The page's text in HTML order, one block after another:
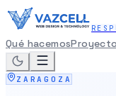
Qué hacemos
ZARAGOZA